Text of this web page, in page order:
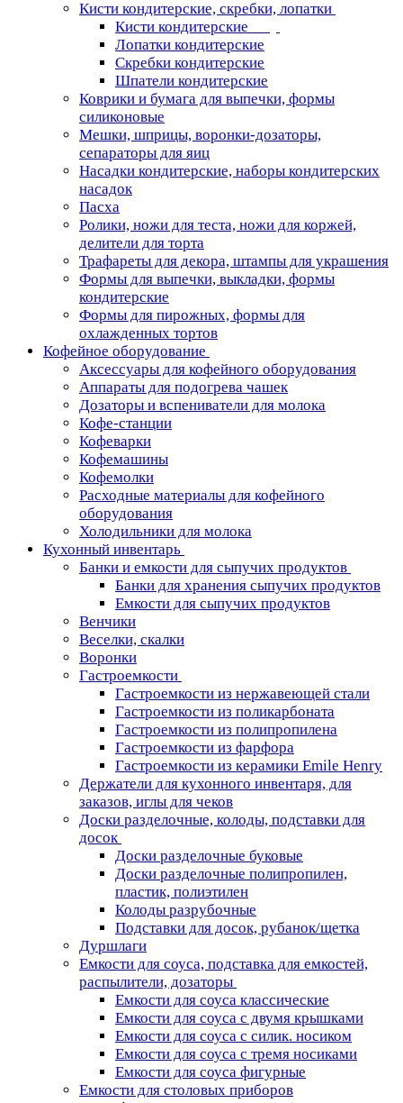
Кисти кондитерские, скребки, лопатки
Кисти кондитерские
Лопатки кондитерские
Скребки кондитерские
Шпатели кондитерские
Коврики и бумага для выпечки, формы
силиконовые
Мешки, шприцы, воронки-дозаторы,
сепараторы для яиц
Насадки кондитерские, наборы кондитерских
насадок
Пасха
Ролики, ножи для теста, ножи для коржей,
делители для торта
Трафареты для декора, штампы для украшения
Формы для выпечки, выкладки, формы
кондитерские
Формы для пирожных, формы для
охлажденных тортов
Кофейное оборудование
Аксессуары для кофейного оборудования
Аппараты для подогрева чашек
Дозаторы и вспениватели для молока
Кофе-станции
Кофеварки
Кофемашины
Кофемолки
Расходные материалы для кофейного
оборудования
Холодильники для молока
Кухонный инвентарь
Банки и емкости для сыпучих продуктов
Банки для хранения сыпучих продуктов
Емкости для сыпучих продуктов
Венчики
Веселки, скалки
Воронки
Гастроемкости
Гастроемкости из нержавеющей стали
Гастроемкости из поликарбоната
Гастроемкости из полипропилена
Гастроемкости из фарфора
Гастроемкости из керамики Emile Henry
Держатели для кухонного инвентаря, для
заказов, иглы для чеков
Доски разделочные, колоды, подставки для
досок
Доски разделочные буковые
Доски разделочные полипропилен,
пластик, полиэтилен
Колоды разрубочные
Подставки для досок, рубанок/щетка
Дуршлаги
Емкости для соуса, подставка для емкостей,
распылители, дозаторы
Емкости для соуса классические
Емкости для соуса с двумя крышками
Емкости для соуса с силик. носиком
Емкости для соуса с тремя носиками
Емкости для соуса фигурные
Емкости для столовых приборов